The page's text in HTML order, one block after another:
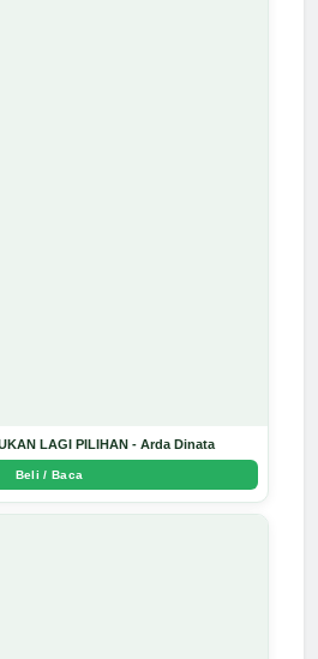
LAGI PILIHAN - Arda Dinata
Beli / Baca